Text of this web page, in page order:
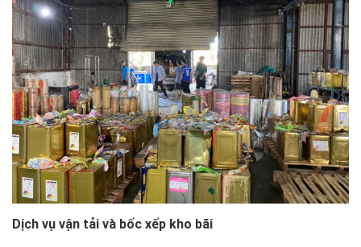
Dịch vụ vận tải và bốc xếp kho bãi